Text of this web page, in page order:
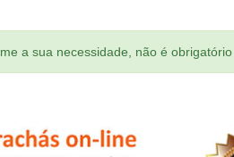
a sua necessidade, não é